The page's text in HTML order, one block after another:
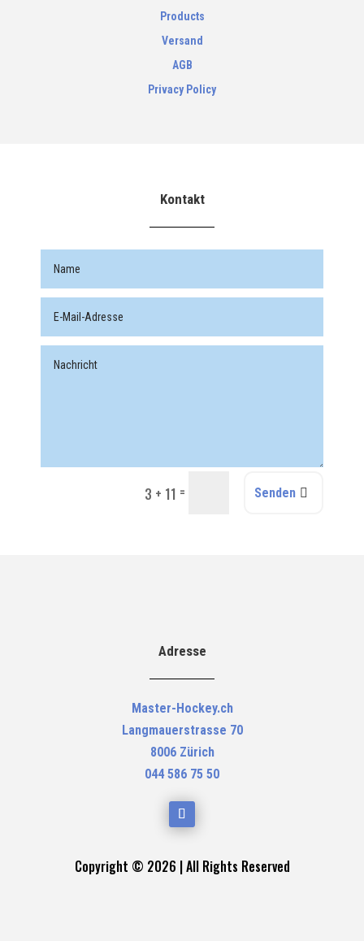
Products
Versand
AGB
Privacy Policy
Kontakt
3 + 11 = Senden
Adresse
Master-Hockey.ch
Langmauerstrasse 70
8006 Zürich
044 586 75 50
Copyright © 2026 | All Rights Reserved